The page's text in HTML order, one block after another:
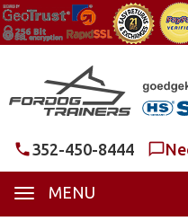
352-450-8444
MENU